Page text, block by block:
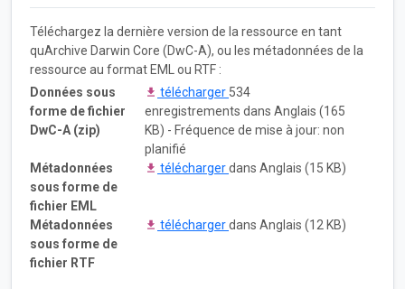
Téléchargez la dernière version de la ressource en tant
quArchive Darwin Core (DwC-A), ou les métadonnées de la
ressource au format EML ou RTF :
Données sous
forme de fichier
DwC-A (zip)
télécharger 534
enregistrements dans Anglais (165
KB) - Fréquence de mise à jour: non
planifié
Métadonnées
sous forme de
fichier EML
téléchargerdans Anglais (15 KB)
Métadonnées
sous forme de
fichier RTF
téléchargerdans Anglais (12 KB)